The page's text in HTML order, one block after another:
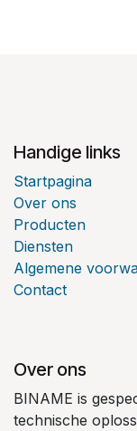
Handige links
Startpagina
Over ons
Producten
Diensten
Algemene
Contact
Over ons
BINAME is
technische